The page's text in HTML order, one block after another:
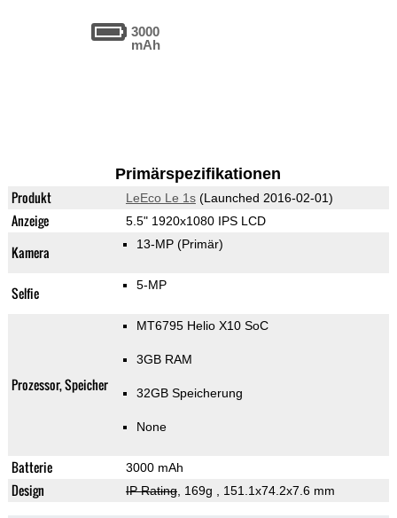
3000
mAh
Primärspezifikationen
Produkt LeEco Le 1s(Launched 2016-02-01)
Anzeige 5.5" 1920x1080 IPS LCD
Kamera 13-MP (Primär)
Selfie 5-MP
Prozessor, Speicher
MT6795 Helio X10 SoC
3GB RAM
32GB Speicherung
None
Batterie 3000 mAh
Design IP Rating, 169g , 151.1x74.2x7.6 mm